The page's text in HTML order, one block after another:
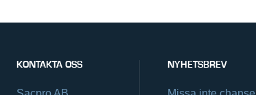
KONTAKTA OSS NYHETSBREV